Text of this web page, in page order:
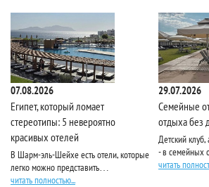
07.08.2026
Египет, который ломает
стереотипы: 5 невероятно
красивых отелей
В Шарм-эль-Шейхе есть отели, которые
легко можно представить…
читать полностью...
29.07.2026
Семейные
отдыха без
Детский
- в семейных
читать